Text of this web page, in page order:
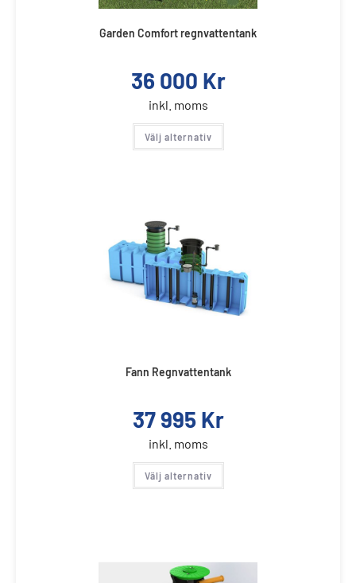
Garden Comfort regnvattentank
36 000 Kr
inkl. moms
Välj alternativ
Fann Regnvattentank
37 995 Kr
inkl. moms
Välj alternativ